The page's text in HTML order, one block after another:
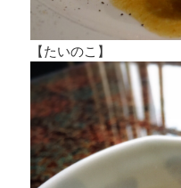
【たいのこ】